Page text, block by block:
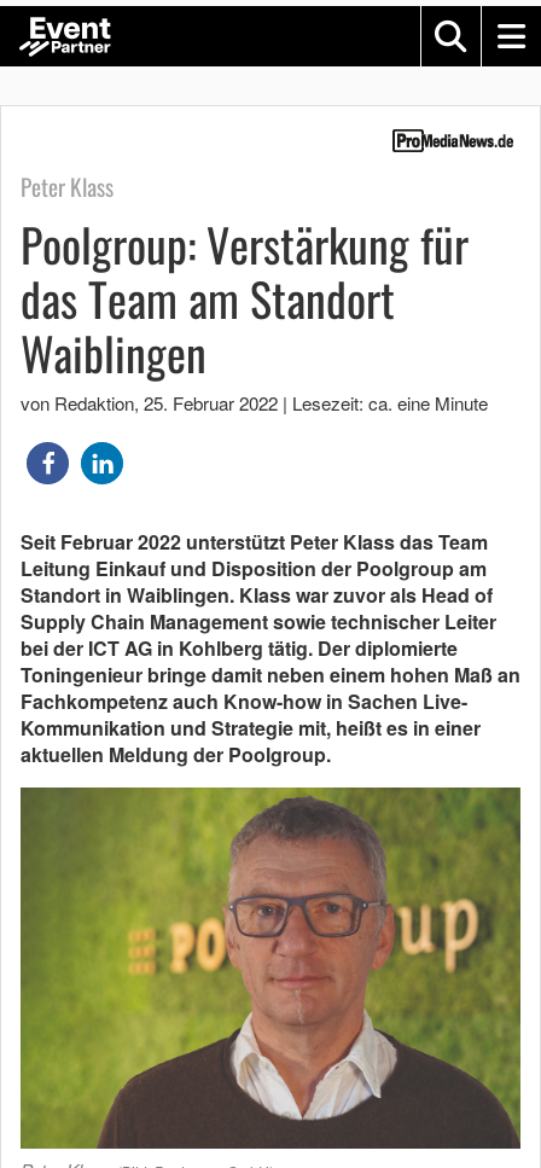
Peter Klass
Poolgroup: Verstärkung für
das Team am Standort
Waiblingen
von Redaktion, 25. Februar 2022 | Lesezeit: ca. eine Minute
Seit Februar 2022 unterstützt Peter Klass das Team
Leitung Einkauf und Disposition der Poolgroup am
Standort in Waiblingen. Klass war zuvor als Head of
Supply Chain Management sowie technischer Leiter
bei der ICT AG in Kohlberg tätig. Der diplomierte
Toningenieur bringe damit neben einem hohen Maß an
Fachkompetenz auch Know-how in Sachen Live-
Kommunikation und Strategie mit, heißt es in einer
aktuellen Meldung der Poolgroup.